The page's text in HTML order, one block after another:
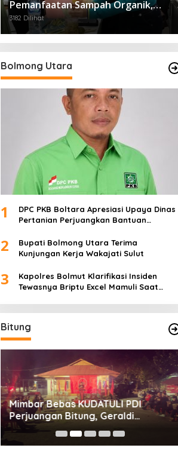
Pemanfaatan Sampah Organik,
Dorong Gaya Hidup Ramah
Lingkungan
3182 Dilihat
Bolmong Utara
1
DPC PKB Boltara Apresiasi Upaya Dinas
Pertanian Perjuangkan Bantuan
2
Bupati Bolmong Utara Terima
Kunjungan Kerja Wakajati Sulut
3
Kapolres Bolmut Klarifikasi Insiden
Tewasnya Briptu Excel Mamuli Saat
Bitung
Mimbar Bebas KUDATULI PDI
Perjuangan Bitung, Geraldi
Mantiri: Bukan Sekedar Sejarah